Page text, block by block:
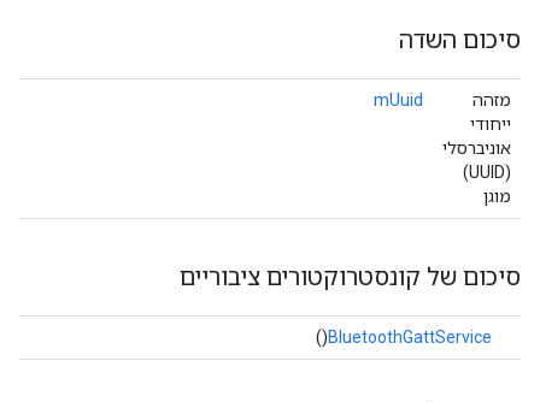
סיכום השדה
מזהה
ייחודי
אוניברסלי
(UUID)
מוגן
mUuid
סיכום של קונסטרוקטורים ציבוריים
BluetoothGattService
()